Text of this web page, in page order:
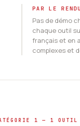
PAR LE
Pas de démo
chaque outil
français et en
complexes et
1 — 1 OUTIL